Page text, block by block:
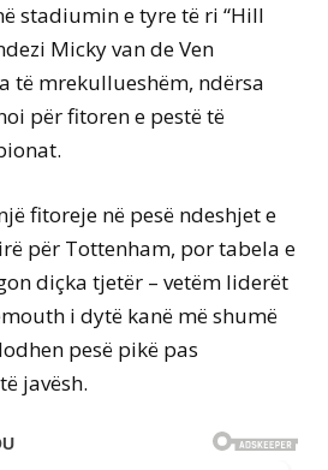
stadiumin e tyre të ri “Hill
Micky van de Ven
të mrekullueshëm, ndërsa
për fitoren e pestë të
fitoreje në pesë ndeshjet e
për Tottenham, por tabela e
diçka tjetër – vetëm liderët
i dytë kanë më shumë
pesë pikë pas
javësh.